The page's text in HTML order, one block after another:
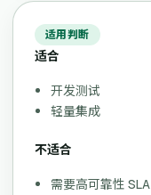
适用判断
适合
开发测试
轻量集成
不适合
需要高可靠性 SLA